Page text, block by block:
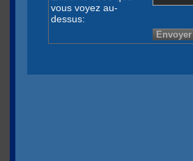
vous voyez au-
dessus: